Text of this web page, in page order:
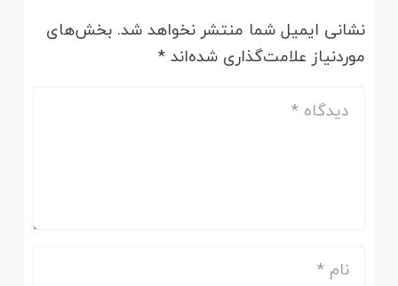
نشانی ایمیل شما منتشر نخواهد شد. بخش‌های
موردنیاز علامت‌گذاری شده‌اند*